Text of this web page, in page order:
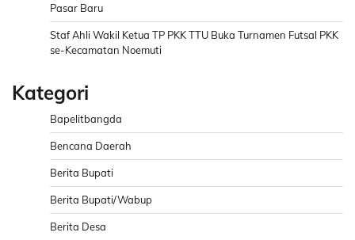
Pasar Baru
Staf Ahli Wakil Ketua TP PKK TTU Buka Turnamen Futsal PKK
se-Kecamatan Noemuti
Kategori
Bapelitbangda
Bencana Daerah
Berita Bupati
Berita Bupati/Wabup
Berita Desa